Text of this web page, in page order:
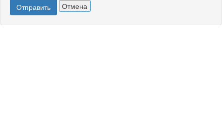
Отправить Отмена